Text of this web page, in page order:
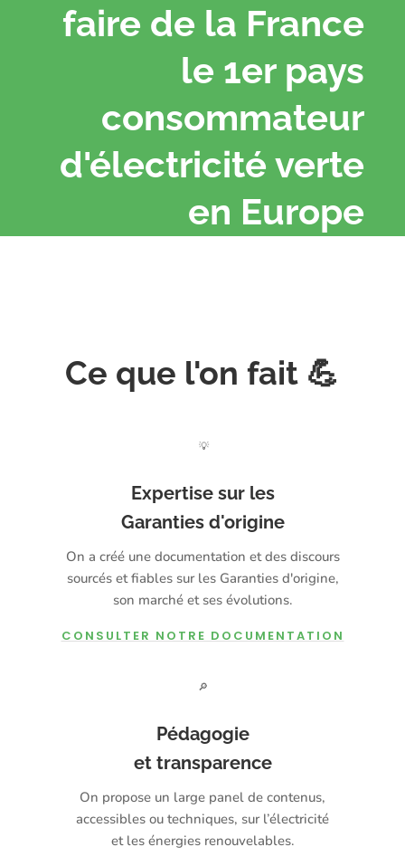
faire de la France
le 1er pays
consommateur
d'électricité verte
en Europe
Ce que l'on fait 💪
💡
Expertise sur les
Garanties d'origine
On a créé une documentation et des discours
sourcés et fiables sur les Garanties d'origine,
son marché et ses évolutions.
CONSULTER NOTRE DOCUMENTATION
🔎
Pédagogie
et transparence
On propose un large panel de contenus,
accessibles ou techniques, sur l’électricité
et les énergies renouvelables.